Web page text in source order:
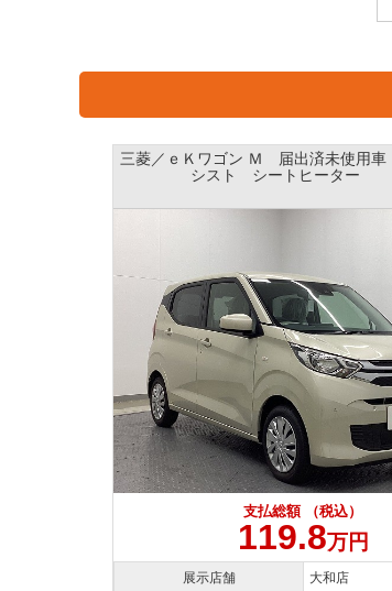
三菱／ｅＫワゴン Ｍ 届出済未使用
シスト シートヒーター
支払総額 （税込）
119.8万円
展示店舗 大和店